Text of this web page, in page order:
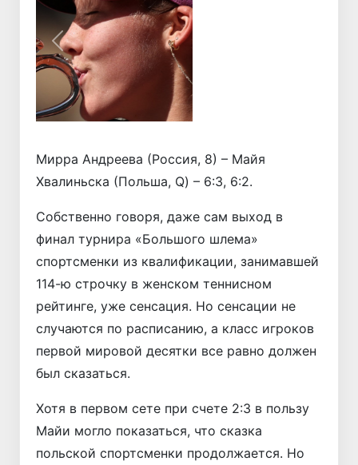
Назад
Мирра Андреева (Россия, 8) – Майя
Хвалиньска (Польша, Q) – 6:3, 6:2.
Собственно говоря, даже сам выход в
финал турнира «Большого шлема»
спортсменки из квалификации, занимавшей
114-ю строчку в женском теннисном
рейтинге, уже сенсация. Но сенсации не
случаются по расписанию, а класс игроков
первой мировой десятки все равно должен
был сказаться.
Хотя в первом сете при счете 2:3 в пользу
Майи могло показаться, что сказка
польской спортсменки продолжается. Но